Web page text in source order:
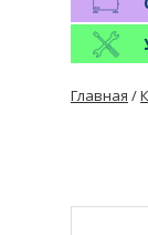
Главная /